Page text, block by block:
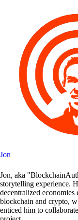
Jon
Jon, aka
storytelling experience.
decentralized
blockchain and crypto,
enticed him to